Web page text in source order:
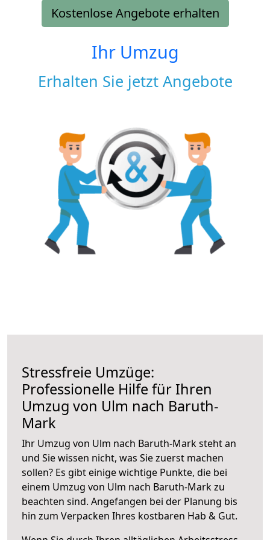
Kostenlose Angebote erhalten
Ihr Umzug
Erhalten Sie jetzt Angebote
Stressfreie Umzüge:
Professionelle Hilfe für Ihren
Umzug von Ulm nach Baruth-
Mark
Ihr Umzug von Ulm nach Baruth-Mark steht an
und Sie wissen nicht, was Sie zuerst machen
sollen? Es gibt einige wichtige Punkte, die bei
einem Umzug von Ulm nach Baruth-Mark zu
beachten sind. Angefangen bei der Planung bis
hin zum Verpacken Ihres kostbaren Hab & Gut.